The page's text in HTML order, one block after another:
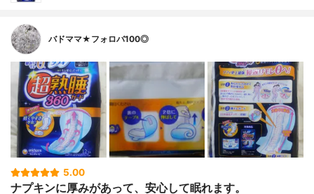
バドママ★フォロバ100◎
5.00
ナプキンに厚みがあって、安心して眠れます。